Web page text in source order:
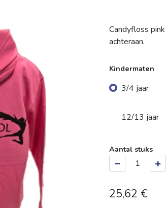
Candyfloss
achteraan.
Kindermaten
3/4 jaar
12/13 jaar
Aantal stuks
25,62 €